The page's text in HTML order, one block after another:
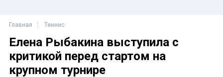
Главная Теннис
Елена Рыбакина выступила с
критикой перед стартом на
крупном турнире